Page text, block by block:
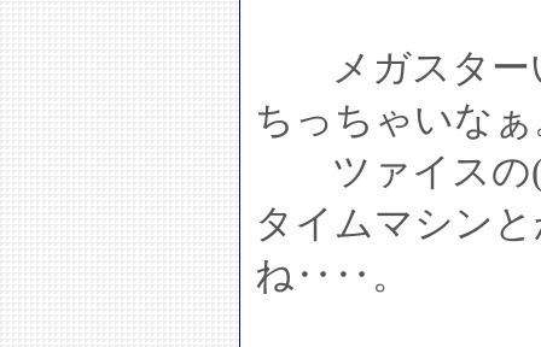
メガスター
ちっちゃいな
ツァイスの(
タイムマシン
ね‥‥。